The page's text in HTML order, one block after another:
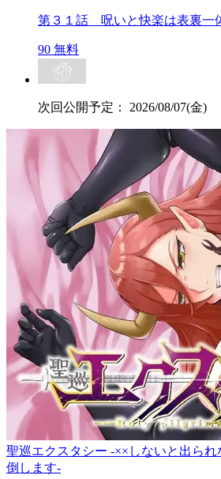
第３１話 呪いと快楽は表裏一
90 無料
次回公開予定： 2026/08/07(金)
聖巡エクスタシー -××しないと出ら
倒します-